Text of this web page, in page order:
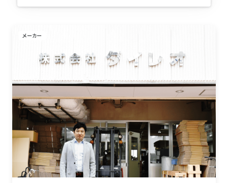
メーカー